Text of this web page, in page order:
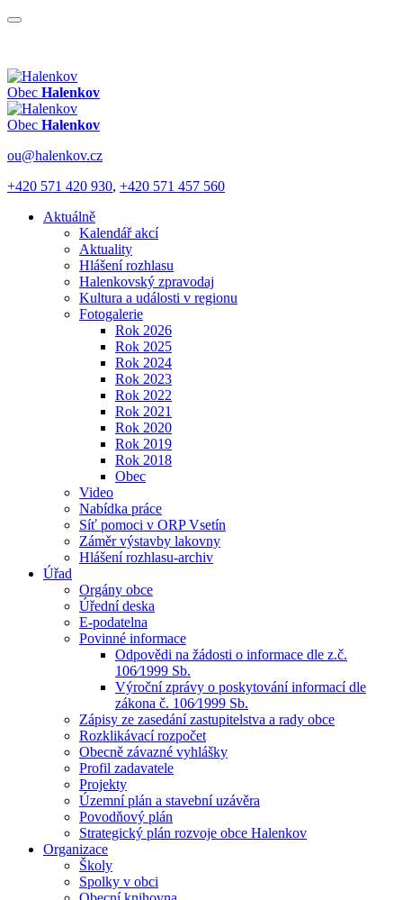
Obec Halenkov
Obec Halenkov
ou@halenkov.cz
+420 571 420 930, +420 571 457 560
Aktuálně
Kalendář akcí
Aktuality
Hlášení rozhlasu
Halenkovský zpravodaj
Kultura a události v regionu
Fotogalerie
Rok 2026
Rok 2025
Rok 2024
Rok 2023
Rok 2022
Rok 2021
Rok 2020
Rok 2019
Rok 2018
Obec
Video
Nabídka práce
Síť pomoci v ORP Vsetín
Záměr výstavby lakovny
Hlášení rozhlasu-archiv
Úřad
Orgány obce
Úřední deska
E-podatelna
Povinné informace
Odpovědi na žádosti o informace dle z.č.
106⁄1999 Sb.
Výroční zprávy o poskytování informací dle
zákona č. 106⁄1999 Sb.
Zápisy ze zasedání zastupitelstva a rady obce
Rozklikávací rozpočet
Obecně závazné vyhlášky
Profil zadavatele
Projekty
Územní plán a stavební uzávěra
Povodňový plán
Strategický plán rozvoje obce Halenkov
Organizace
Školy
Spolky v obci